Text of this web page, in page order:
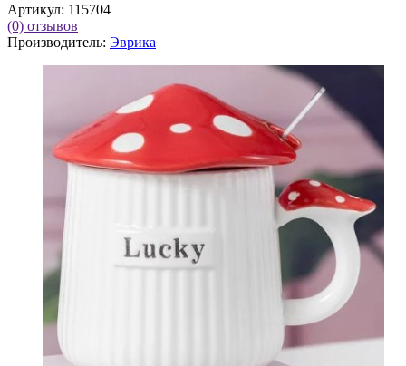
Артикул: 115704
(0) отзывов
Производитель: Эврика